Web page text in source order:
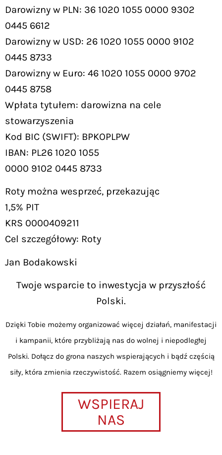
Darowizny w PLN: 36 1020 1055 0000 9302
0445 6612
Darowizny w USD: 26 1020 1055 0000 9102
0445 8733
Darowizny w Euro: 46 1020 1055 0000 9702
0445 8758
Wpłata tytułem: darowizna na cele
stowarzyszenia
Kod BIC (SWIFT): BPKOPLPW
IBAN: PL26 1020 1055
0000 9102 0445 8733
Roty można wesprzeć, przekazując
1,5% PIT
KRS 0000409211
Cel szczegółowy: Roty
Jan Bodakowski
Twoje wsparcie to inwestycja w przyszłość
Polski.
Dzięki Tobie możemy organizować więcej działań, manifestacji
i kampanii, które przybliżają nas do wolnej i niepodległej
Polski. Dołącz do grona naszych wspierających i bądź częścią
siły, która zmienia rzeczywistość. Razem osiągniemy więcej!
WSPIERAJ
NAS